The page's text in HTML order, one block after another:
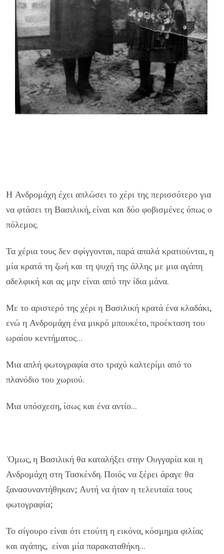
Η Ανδρομάχη έχει απλώσει το χέρι της περισσότερο για
να φτάσει τη Βασιλική, είναι και δύο φοβισμένες όπως ο
πόλεμος.
Τα χέρια τους δεν σφίγγονται, παρά απαλά κρατιούνται, η
μία κρατά τη ζωή και τη ψυχή της άλλης με μια αγάπη
αδελφική και ας μην είναι από την ίδια μάνα.
Με το αριστερό της χέρι η Βασιλική κρατά ένα κλαδάκι,
ενώ η Ανδρομάχη ένα μικρό μπουκέτο, προέκταση του
ωραίου κεντήματος...
Μια απλή φωτογραφία στο τραχύ καλτερίμι από το
πλανόδιο του χωριού.
Μια υπόσχεση, ίσως και ένα αντίο...
'Ομως, η Βασιλική θα καταλήξει στην Ουγγαρία και η
Ανδρομάχη στη Τασκένδη. Ποιός να ξέρει άραγε θα
ξανασυναντήθηκαν; Αυτή να ήταν η τελευταία τους
φωτογραφία;
Το σίγουρο είναι ότι ετούτη η εικόνα, κόσμημα φιλίας
και αγάπης, είναι μία παρακαταθήκη...